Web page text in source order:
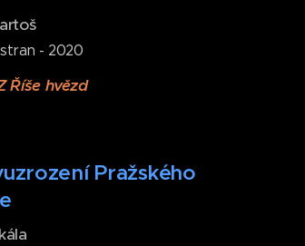
- 2020
Říše hvězd
Pražského